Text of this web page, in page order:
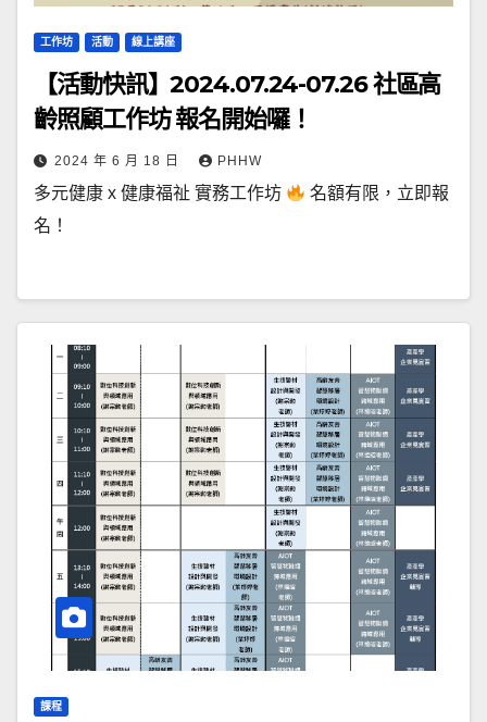
工作坊 活動 線上講座
【活動快訊】2024.07.24-07.26 社區高
齡照顧工作坊 報名開始囉！
2024 年 6 月 18 日 PHHW
多元健康 x 健康福祉 實務工作坊
名額有限，立即報
名！
課程